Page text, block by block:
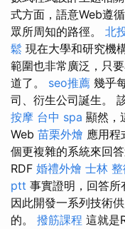
式方面，語意Web遵
眾所周知的路徑。 北
鬆 現在大學和研究機
範圍也非常廣泛，只
道了。 seo推薦 幾乎
司、衍生公司誕生。
按摩 台中 spa 顯然，
Web 苗栗外燴 應用程
個更複雜的系統來回
RDF 婚禮外燴 士林 整
ptt 事實證明，回答所
因此開發一系列技術
的。 撥筋課程 這就是